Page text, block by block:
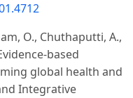
O., Chuthaputti, A.,
based
global health and
Integrative